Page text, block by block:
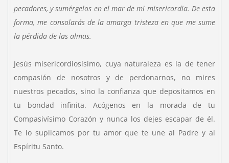
pecadores, y sumérgelos en el mar de mi misericordia. De esta
forma, me consolarás de la amarga tristeza en que me sume
la pérdida de las almas.
Jesús misericordiosísimo, cuya naturaleza es la de tener
compasión de nosotros y de perdonarnos, no mires
nuestros pecados, sino la confianza que depositamos en
tu bondad infinita. Acógenos en la morada de tu
Compasivísimo Corazón y nunca los dejes escapar de él.
Te lo suplicamos por tu amor que te une al Padre y al
Espíritu Santo.